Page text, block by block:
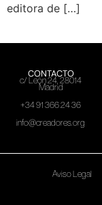
editora de […]
CONTACTO
c/ León 24, 28014
Madrid
+34 91 366 24 36
info@creadores.org
Aviso Legal